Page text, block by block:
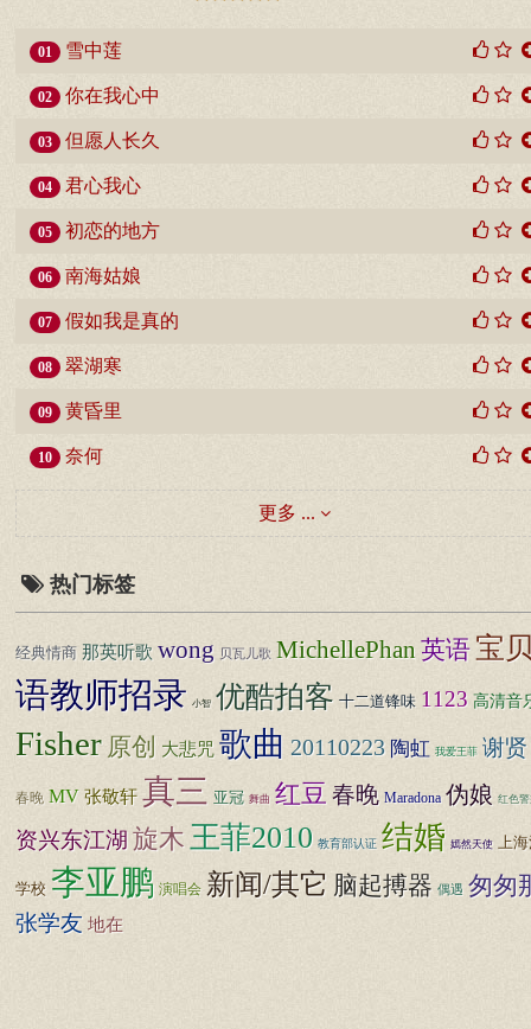
01 雪中莲
02 你在我心中
03 但愿人长久
04 君心我心
05 初恋的地方
06 南海姑娘
07 假如我是真的
08 翠湖寒
09 黄昏里
10 奈何
更多 ...
热门标签
经典情商 那英听歌 wong 贝瓦儿歌 MichellePhan 英语 宝
语教师招录 小智 优酷拍客 十二道锋味 1123 高清音
Fisher 原创 大悲咒 歌曲 20110223 陶虹 我爱王菲 谢贤
春晚 MV 张敬轩 真三 亚冠 舞曲 红豆 春晚 Maradona 伪娘 红色
资兴东江湖旋木王菲2010 教育部认证 结婚 嫣然天使 上
学校 李亚鹏 演唱会 新闻/其它 脑起搏器 偶遇 匆匆
张学友 地在